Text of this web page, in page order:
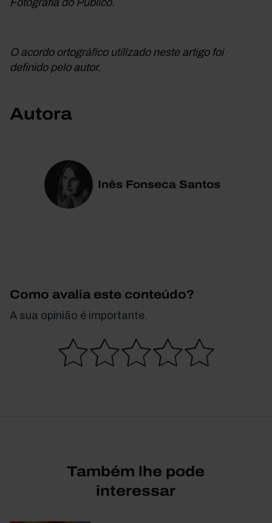
Fotografia do Público.
O acordo ortográfico utilizado neste artigo foi
definido pelo autor.
Autora
Inês Fonseca Santos
Como avalia este conteúdo?
A sua opinião é importante.
Também lhe pode
interessar